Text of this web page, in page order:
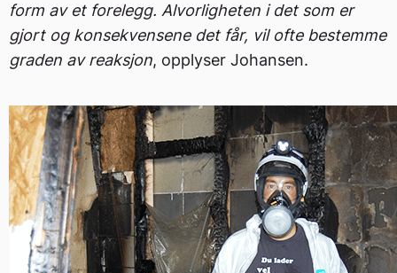
form av et forelegg. Alvorligheten i det som er
gjort og konsekvensene det får, vil ofte bestemme
graden av reaksjon, opplyser Johansen.